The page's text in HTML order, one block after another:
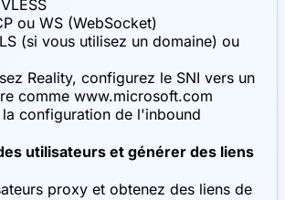
ou WS (WebSocket)
(si vous utilisez un domaine) ou
Reality, configurez le SNI vers un
comme www.microsoft.com
la configuration de l'inbound
utilisateurs et générer des liens
proxy et obtenez des liens de